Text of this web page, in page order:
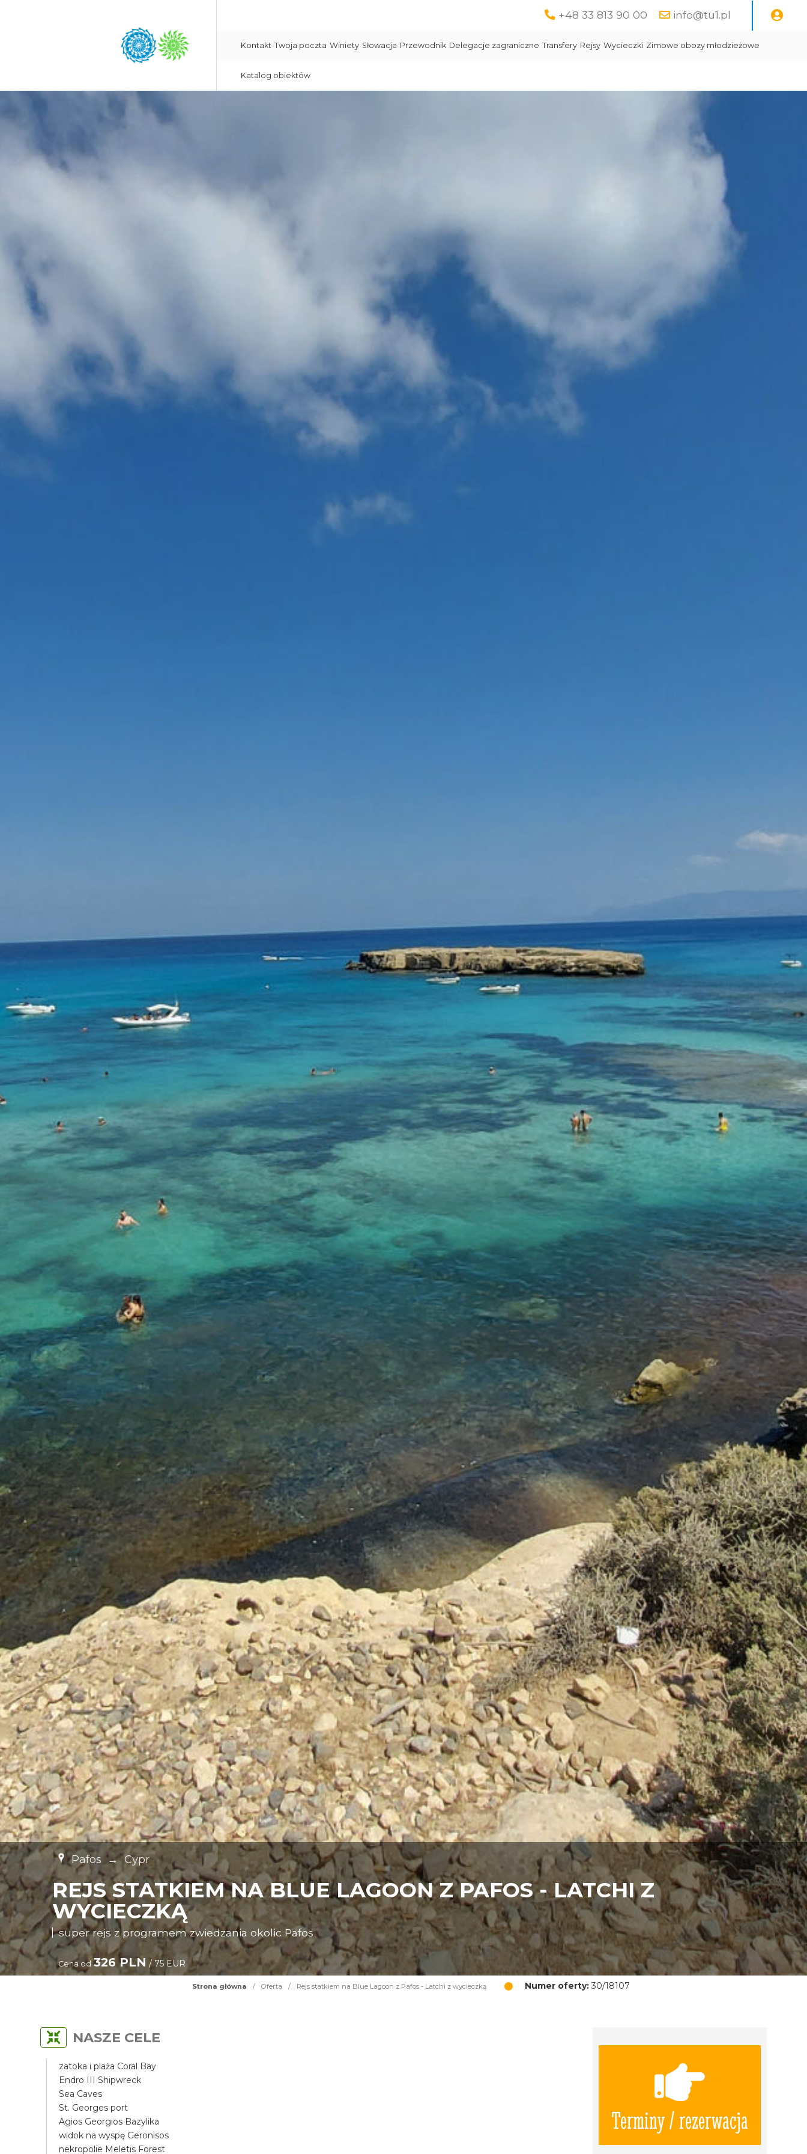
+48 33 813 90 00 info@tu1.pl
Kontakt Twoja poczta Winiety Słowacja Przewodnik Delegacje zagraniczne Transfery Rejsy Wycieczki Zimowe obozy młodzieżowe
Katalog obiektów
Pafos → Cypr
REJS STATKIEM NA BLUE LAGOON Z PAFOS - LATCHI Z
WYCIECZKĄ
super rejs z programem zwiedzania okolic Pafos
Cena od 326 PLN / 75 EUR
Strona główna / Oferta / Rejs statkiem na Blue Lagoon z Pafos - Latchi z wycieczką Numer oferty: 30/18107
Terminy / rezerwacja
NASZE CELE
zatoka i plaża Coral Bay
Endro III Shipwreck
Sea Caves
St. Georges port
Agios Georgios Bazylika
widok na wyspę Geronisos
nekropolie Meletis Forest